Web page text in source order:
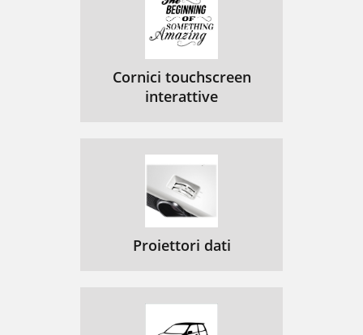
Cornici touchscreen
interattive
Proiettori dati